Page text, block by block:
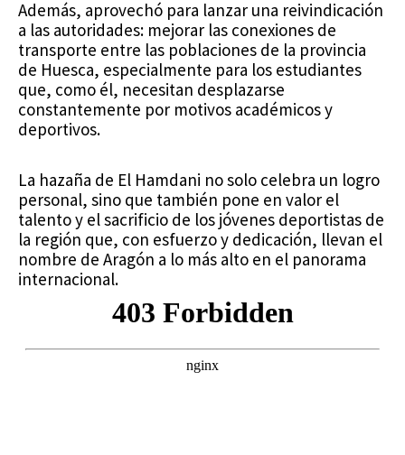
Además, aprovechó para lanzar una reivindicación
a las autoridades: mejorar las conexiones de
transporte entre las poblaciones de la provincia
de Huesca, especialmente para los estudiantes
que, como él, necesitan desplazarse
constantemente por motivos académicos y
deportivos.
La hazaña de El Hamdani no solo celebra un logro
personal, sino que también pone en valor el
talento y el sacrificio de los jóvenes deportistas de
la región que, con esfuerzo y dedicación, llevan el
nombre de Aragón a lo más alto en el panorama
internacional.